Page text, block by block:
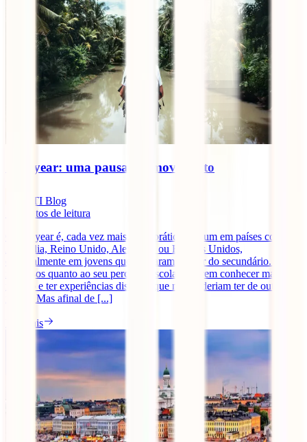
Gap year: uma pausa em movimento
IATI Blog
minutos de leitura
O gap year é, cada vez mais, uma prática comum em países como a
Austrália, Reino Unido, Alemanha ou Estados Unidos,
especialmente em jovens que acabaram de sair do secundário. Estão
indecisos quanto ao seu percurso escolar, querem conhecer mais
mundo e ter experiências distintas que não poderiam ter de outra
forma. Mas afinal de [...]
Ler mais